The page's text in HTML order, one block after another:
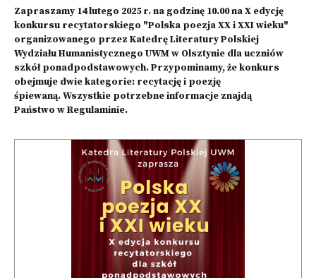
Zapraszamy 14 lutego 2025 r. na godzinę 10.00 na X edycję
konkursu recytatorskiego "Polska poezja XX i XXI wieku"
organizowanego przez Katedrę Literatury Polskiej
Wydziału Humanistycznego UWM w Olsztynie dla uczniów
szkół ponadpodstawowych. Przypominamy, że konkurs
obejmuje dwie kategorie: recytację i poezję
śpiewaną. Wszystkie potrzebne informacje znajdą
Państwo w Regulaminie.